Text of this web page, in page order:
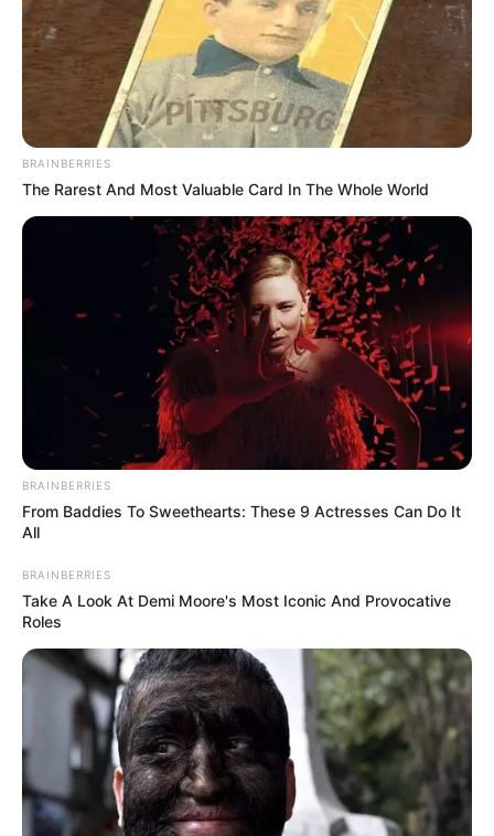
JASB - Jornal dos Agentes de Saúde do Brasil.
Canal da Federalização|Canal da CONACS
Fnaras
Incentivo Financeiro
O jornalismo do JASB - Jornal dos Agentes de Saúde do Brasil
para continuar marcando ponto na vida da
Faça doação para o site. Sua colaboração é
fundamental para seguirmos combatendo o bom combate com a
independência que você conhece. A partir de qualquer valor, você
pode fazer a diferença. Muito Obrigado!Veja como doar aqui!
VEJA TAMBÉM:
BRAINBERRIES
The Rarest And Most Valuable Card In The Whole World
BRAINBERRIES
From Baddies To Sweethearts: These 9 Actresses Can Do It
All
BRAINBERRIES
Take A Look At Demi Moore's Most Iconic And Provocative
Roles